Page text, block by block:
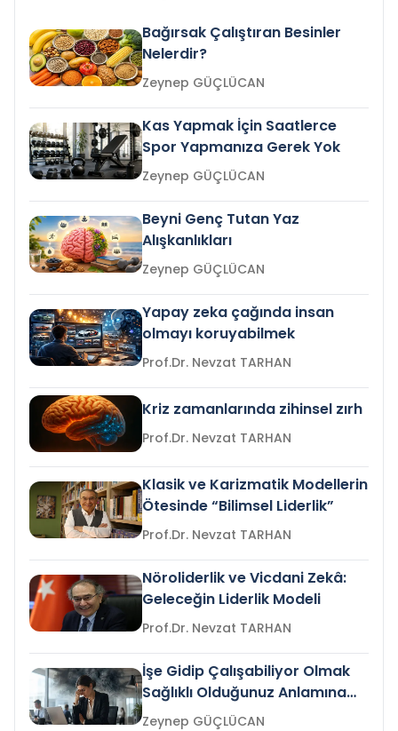
Bağırsak Çalıştıran Besinler
Nelerdir?
Zeynep GÜÇLÜCAN
Kas Yapmak İçin Saatlerce
Spor Yapmanıza Gerek Yok
Zeynep GÜÇLÜCAN
Beyni Genç Tutan Yaz
Alışkanlıkları
Zeynep GÜÇLÜCAN
Yapay zeka çağında insan
olmayı koruyabilmek
Prof.Dr. Nevzat TARHAN
Kriz zamanlarında zihinsel zırh
Prof.Dr. Nevzat TARHAN
Klasik ve Karizmatik Modellerin
Ötesinde “Bilimsel Liderlik”
Prof.Dr. Nevzat TARHAN
Nöroliderlik ve Vicdani Zekâ:
Geleceğin Liderlik Modeli
Prof.Dr. Nevzat TARHAN
İşe Gidip Çalışabiliyor Olmak
Sağlıklı Olduğunuz Anlamına
Gelir mi?Zeynep GÜÇLÜCAN